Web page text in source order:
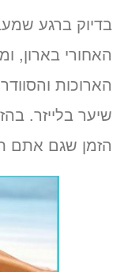
יותר
בדיוק ברגע
האחורי בארון,
הארוכות
שיער בלייזר.
הזמן שגם אתם